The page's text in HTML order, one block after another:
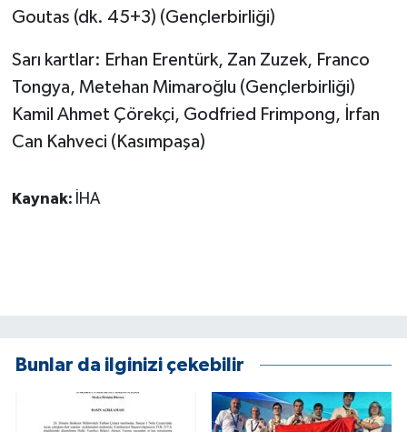
Goutas (dk. 45+3) (Gençlerbirliği)
Sarı kartlar: Erhan Erentürk, Zan Zuzek, Franco
Tongya, Metehan Mimaroğlu (Gençlerbirliği)
Kamil Ahmet Çörekçi, Godfried Frimpong, İrfan
Can Kahveci (Kasımpaşa)
Kaynak: İHA
Bunlar da ilginizi çekebilir